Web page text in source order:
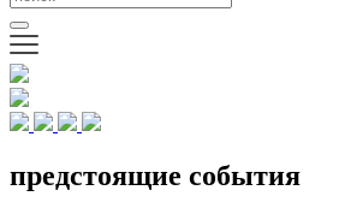
предстоящие события